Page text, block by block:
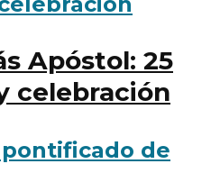
Apóstol: 25
celebración